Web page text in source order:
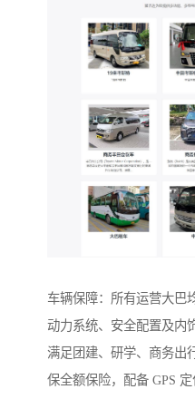
车辆保障：所有运营大巴
动力系统、安全配置及内
满足团建、研学、商务出
保全额保险，配备 GPS